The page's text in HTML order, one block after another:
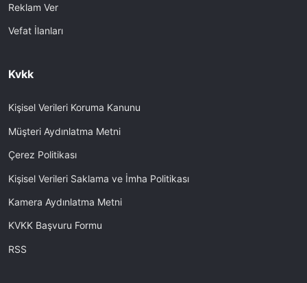
Reklam Ver
Vefat İlanları
Kvkk
Kişisel Verileri Koruma Kanunu
Müşteri Aydınlatma Metni
Çerez Politikası
Kişisel Verileri Saklama ve İmha Politikası
Kamera Aydınlatma Metni
KVKK Başvuru Formu
RSS